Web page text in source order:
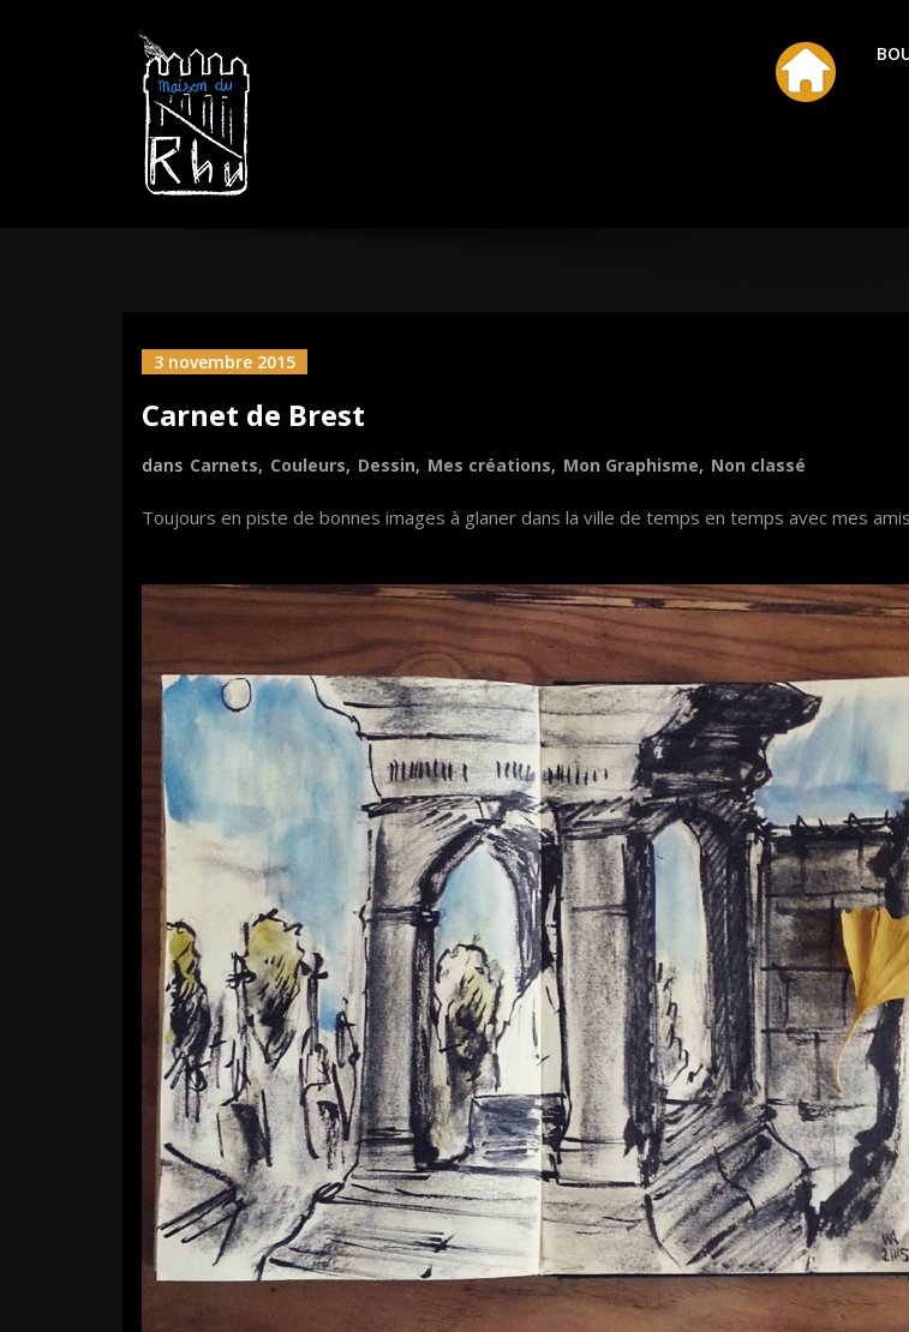
3 novembre 2015
Carnet de Brest
dans Carnets, Couleurs, Dessin, Mes créations, Mon Graphisme, Non classé
Toujours en piste de bonnes images à glaner dans la ville de temps en temps avec mes